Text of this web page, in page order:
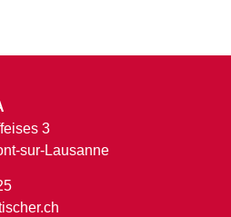
3
sur-Lausanne